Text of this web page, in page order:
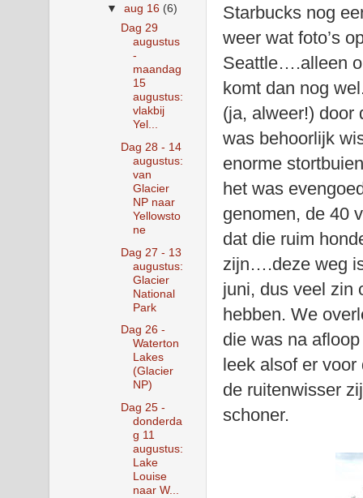
Starbucks nog
weer wat foto’s
Seattle….alleen
komt dan nog
(ja, alweer!) door
was behoorlijk
enorme
het was
genomen, de 40
dat die ruim
zijn….deze weg
juni, dus veel zin
hebben. We
die was na
leek alsof er
de ruitenwisser
schoner.
▼ aug 16 (6)
Dag 29
augustus
-
maandag
15
augustus:
vlakbij
Yel...
Dag 28 - 14
augustus:
van
Glacier
NP naar
Yellowsto
ne
Dag 27 - 13
augustus:
Glacier
National
Park
Dag 26 -
Waterton
Lakes
(Glacier
NP)
Dag 25 -
donderda
g 11
augustus:
Lake
Louise
naar W...